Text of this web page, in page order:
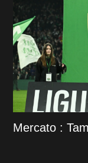
Mercato :